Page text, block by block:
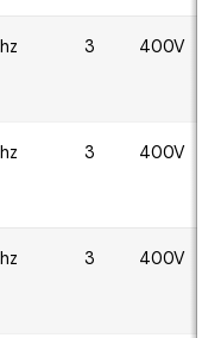
3 400V
3 400V
3 400V